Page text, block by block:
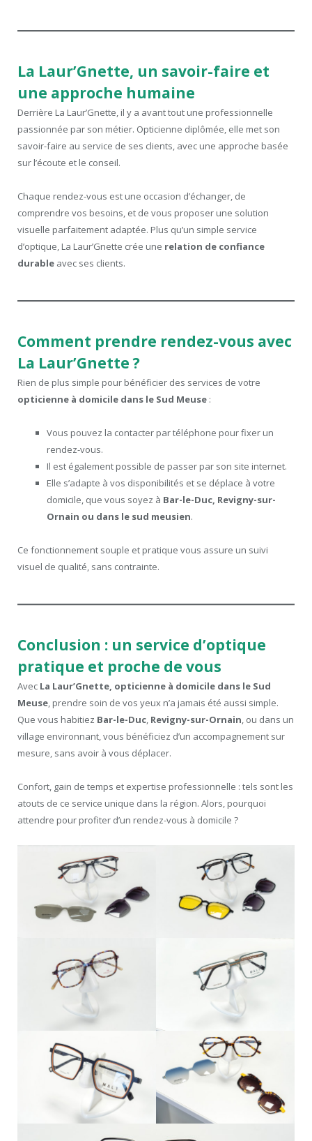
La Laur’Gnette, un savoir-faire et
une approche humaine
Derrière La Laur’Gnette, il y a avant tout une professionnelle
passionnée par son métier. Opticienne diplômée, elle met son
savoir-faire au service de ses clients, avec une approche basée
sur l’écoute et le conseil.
Chaque rendez-vous est une occasion d’échanger, de
comprendre vos besoins, et de vous proposer une solution
visuelle parfaitement adaptée. Plus qu’un simple service
d’optique, La Laur’Gnette crée une relation de confiance
durable avec ses clients.
Comment prendre rendez-vous avec
La Laur’Gnette ?
Rien de plus simple pour bénéficier des services de votre
opticienne à domicile dans le Sud Meuse :
Vous pouvez la contacter par téléphone pour fixer un
rendez-vous.
Il est également possible de passer par son site internet.
Elle s’adapte à vos disponibilités et se déplace à votre
domicile, que vous soyez à Bar-le-Duc, Revigny-sur-
Ornain ou dans le sud meusien.
Ce fonctionnement souple et pratique vous assure un suivi
visuel de qualité, sans contrainte.
Conclusion : un service d’optique
pratique et proche de vous
Avec La Laur’Gnette, opticienne à domicile dans le Sud
Meuse, prendre soin de vos yeux n’a jamais été aussi simple.
Que vous habitiez Bar-le-Duc, Revigny-sur-Ornain, ou dans un
village environnant, vous bénéficiez d’un accompagnement sur
mesure, sans avoir à vous déplacer.
Confort, gain de temps et expertise professionnelle : tels sont les
atouts de ce service unique dans la région. Alors, pourquoi
attendre pour profiter d’un rendez-vous à domicile ?